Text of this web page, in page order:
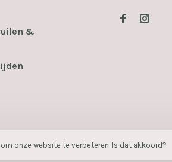
&
byLightspeed- Theme byHuysmans.me
onze website te verbeteren. Is dat akkoord?